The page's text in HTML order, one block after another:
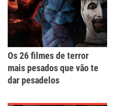
Os 26 filmes de terror
mais pesados que vão te
dar pesadelos